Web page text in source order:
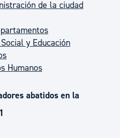
de la ciudad
y Educación
Humanos
abatidos en la